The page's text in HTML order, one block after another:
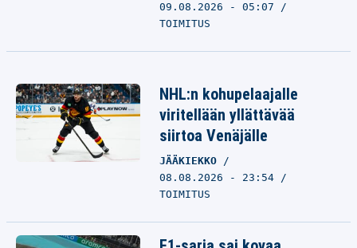
09.08.2026 - 05:07
TOIMITUS
NHL:n kohupelaajalle
viritellään yllättävää
siirtoa Venäjälle
JÄÄKIEKKO
08.08.2026 - 23:54
TOIMITUS